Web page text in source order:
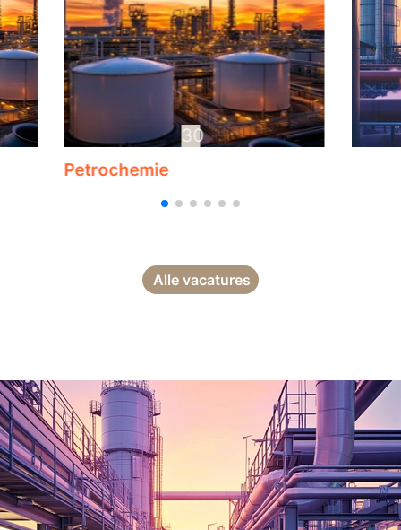
30
Petrochemie
Alle vacatures